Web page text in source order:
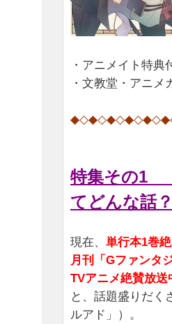
・アニメイト特典
・文教堂・アニメ
特集その1
てどんな話？
現在、 単行本1巻
月刊「Gファンタ
TVアニメ絶賛放送
と、話題盛りだく
ルアド」）。